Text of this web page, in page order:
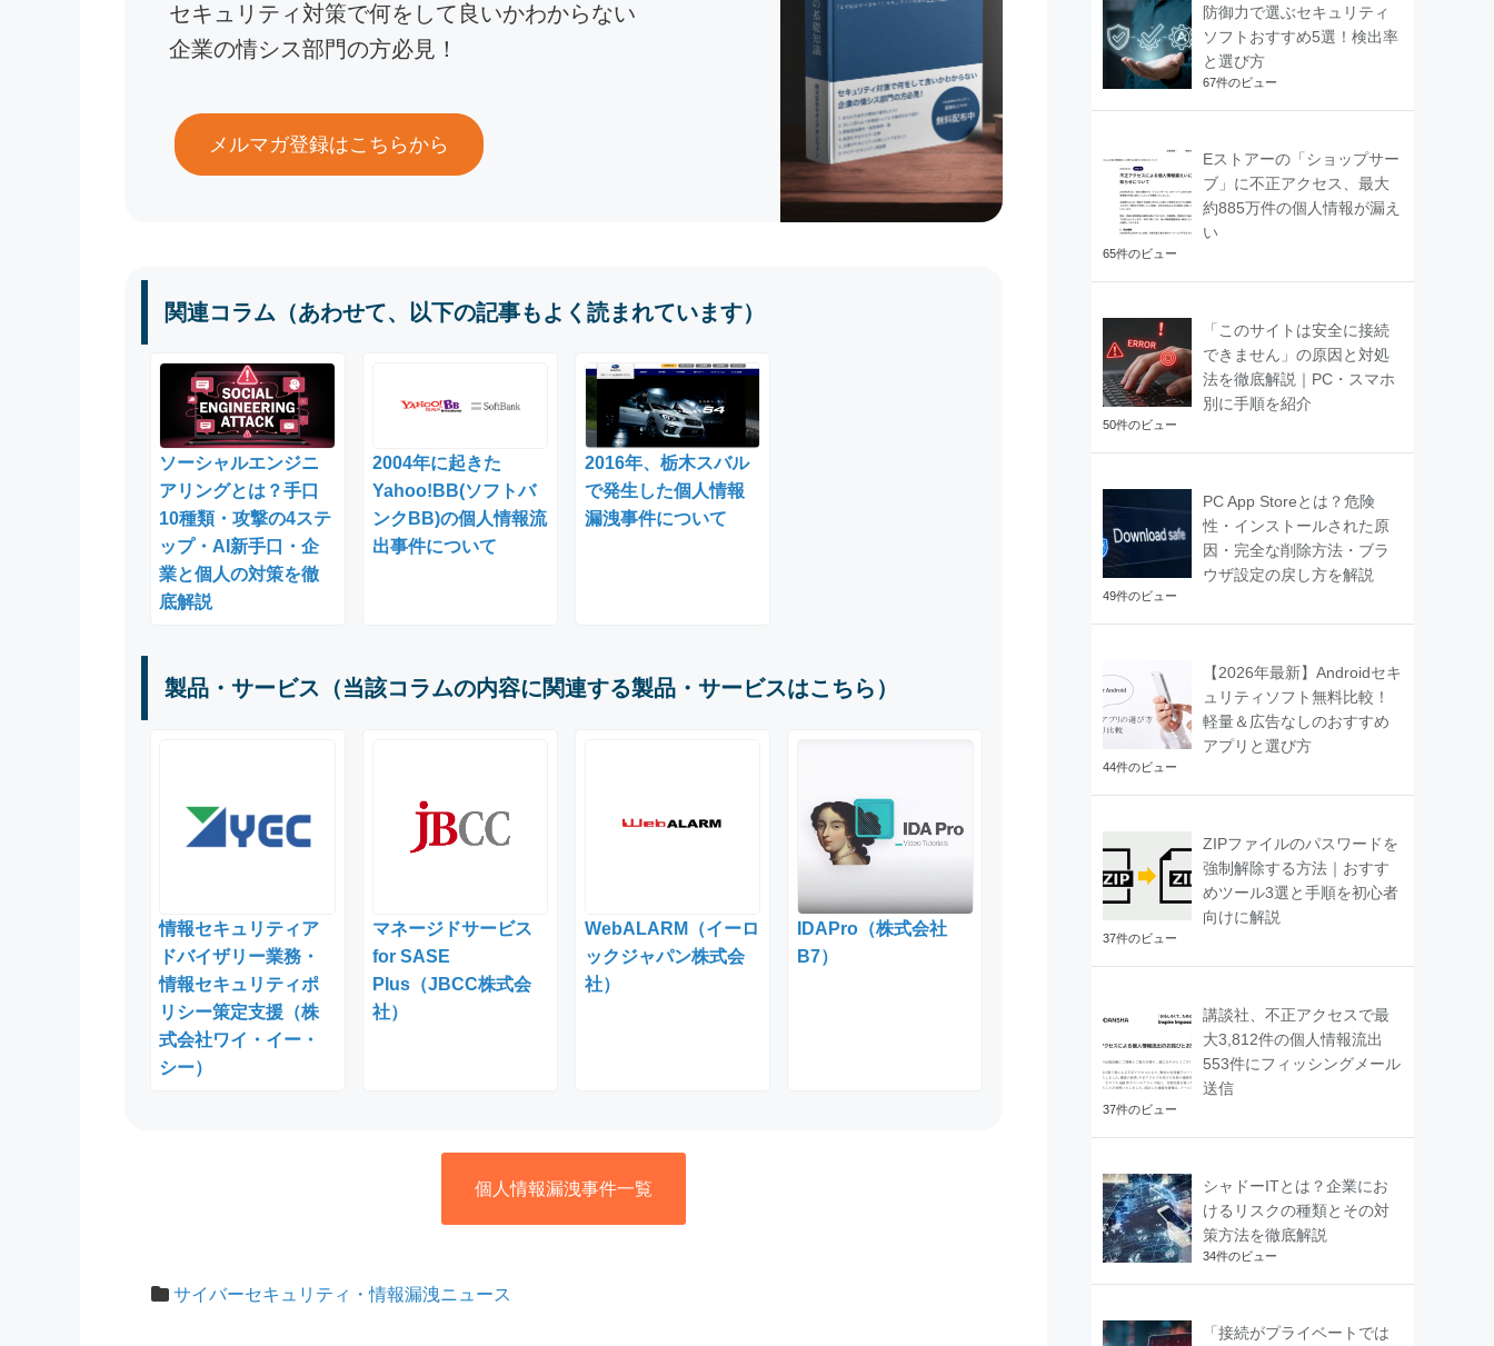
セキュリティ対策で何をして良いかわからない
企業の情シス部門の方必見！
メルマガ登録はこちらから
関連コラム（あわせて、以下の記事もよく読まれています）
ソーシャルエンジニ
アリングとは？手口
10種類・攻撃の4ステ
ップ・AI新手口・企
業と個人の対策を徹
底解説
2004年に起きた
Yahoo!BB(ソフトバ
ンクBB)の個人情報流
出事件について
2016年、栃木スバル
で発生した個人情報
漏洩事件について
製品・サービス（当該コラムの内容に関連する製品・サービスはこちら）
情報セキュリティア
ドバイザリー業務・
情報セキュリティポ
リシー策定支援（株
式会社ワイ・イー・
シー）
マネージドサービス
for SASE
Plus（JBCC株式会
社）
WebALARM（イーロ
ックジャパン株式会
社）
IDAPro（株式会社
B7）
個人情報漏洩事件一覧
サイバーセキュリティ・情報漏洩ニュース
防御力で選ぶセキュリティ
ソフトおすすめ5選！検出率
と選び方
67件のビュー
Eストアーの「ショップサー
ブ」に不正アクセス、最大
約885万件の個人情報が漏え
い
65件のビュー
「このサイトは安全に接続
できません」の原因と対処
法を徹底解説｜PC・スマホ
別に手順を紹介
50件のビュー
PC App Storeとは？危険
性・インストールされた原
因・完全な削除方法・ブラ
ウザ設定の戻し方を解説
49件のビュー
【2026年最新】Androidセキ
ュリティソフト無料比較！
軽量＆広告なしのおすすめ
アプリと選び方
44件のビュー
ZIPファイルのパスワードを
強制解除する方法｜おすす
めツール3選と手順を初心者
向けに解説
37件のビュー
講談社、不正アクセスで最
大3,812件の個人情報流出
553件にフィッシングメール
送信
37件のビュー
シャドーITとは？企業にお
けるリスクの種類とその対
策方法を徹底解説
34件のビュー
「接続がプライベートでは